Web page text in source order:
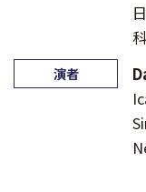
演者